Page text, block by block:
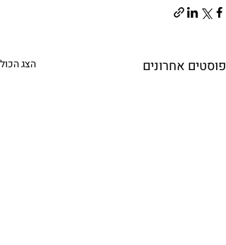
פוסטים אחרונים הצג הכול